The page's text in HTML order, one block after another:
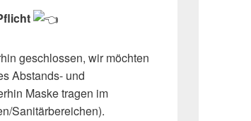
geschlossen, wir möchten
Abstands- und
Maske tragen im
Sanitärbereichen).